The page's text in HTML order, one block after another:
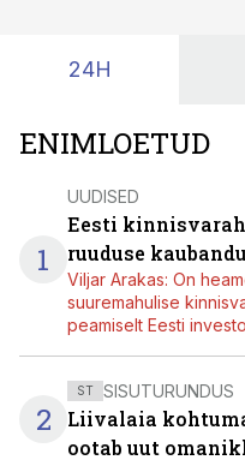
24H
ENIMLOETUD
1
UUDISED
Eesti
ruuduse
Viljar Arakas: On
suuremahulise
peamiselt Eesti
2
ST SISUTURUNDUS
Liivalaia
ootab uut